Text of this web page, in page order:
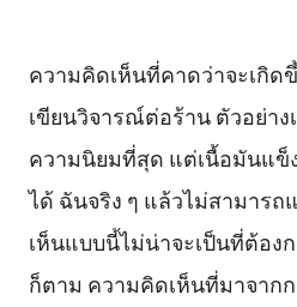
ความคิดเห็นที่คาดว่าจะเกิ
เขียนวิจารณ์ต่อร้าน ตัวอย่าง
ความนิยมที่สุด แต่เนื้อมันแข็
ได้ ฉันจริง ๆ แล้วไม่สามาร
เห็นแบบนี้ไม่น่าจะเป็นที่ต้อง
ก็ตาม ความคิดเห็นที่มาจาก